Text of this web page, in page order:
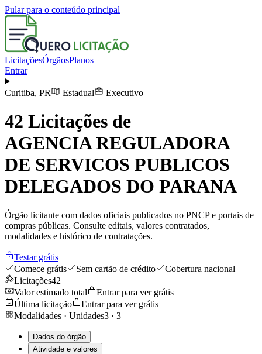
Pular para o conteúdo principal
LicitaçõesÓrgãosPlanos
Entrar
Curitiba, PR Estadual Executivo
42 Licitações de
AGENCIA REGULADORA
DE SERVICOS PUBLICOS
DELEGADOS DO PARANA
Órgão licitante com dados oficiais publicados no PNCP e portais de
compras públicas. Consulte editais, valores contratados,
modalidades e histórico de contratações.
Testar grátis
Comece grátis
Sem cartão de crédito
Cobertura nacional
Licitações42
Valor estimado total
Entrar para ver grátis
Última licitação
Entrar para ver grátis
Modalidades · Unidades3 · 3
Dados do órgão
Atividade e valores